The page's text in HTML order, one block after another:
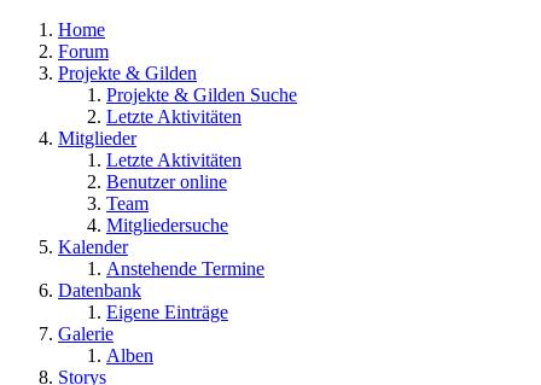
Home
Forum
Projekte & Gilden
Projekte & Gilden Suche
Letzte Aktivitäten
Mitglieder
Letzte Aktivitäten
Benutzer online
Team
Mitgliedersuche
Kalender
Anstehende Termine
Datenbank
Eigene Einträge
Galerie
Alben
Storys